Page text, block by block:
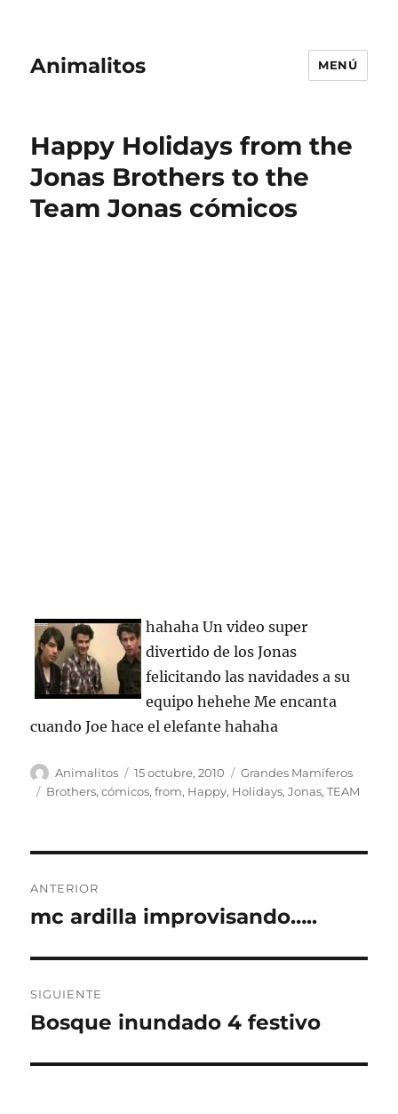
Animalitos MENÚ
Happy Holidays from the
Jonas Brothers to the
Team Jonas cómicos
hahaha Un video super
divertido de los Jonas
felicitando las navidades a su
equipo hehehe Me encanta
cuando Joe hace el elefante hahaha
Autor
Animalitos
Publicado
el
15 octubre, 2010 Categorías
Grandes Mamíferos
Etiquetas
Brothers,cómicos,from, Happy, Holidays,Jonas,TEAM
de
ANTERIOR
Entrada
mc ardilla improvisando…..
SIGUIENTE
Entrada
Bosque inundado 4 festivo